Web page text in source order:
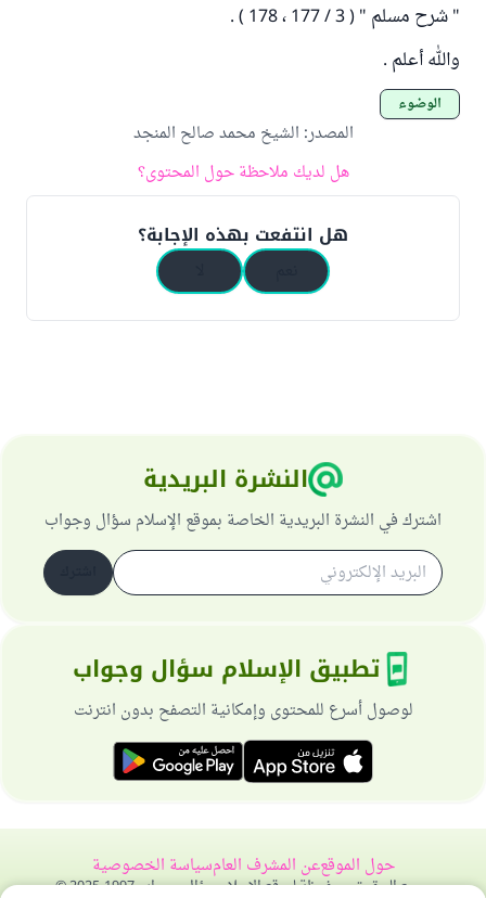
" شرح مسلم " ( 3 / 177 ، 178 ) .
والله أعلم .
الوضوء
المصدر: الشيخ محمد صالح المنجد
هل لديك ملاحظة حول المحتوى؟
هل انتفعت بهذه الإجابة؟
النشرة البريدية
اشترك في النشرة البريدية الخاصة بموقع الإسلام سؤال وجواب
تطبيق الإسلام سؤال وجواب
لوصول أسرع للمحتوى وإمكانية التصفح بدون انترنت
حول الموقععن المشرف العامسياسة الخصوصية
جميع الحقوق محفوظة لموقع الإسلام سؤال وجواب 1997-2025 ©